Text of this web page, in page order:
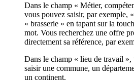
Dans le champ « Métier,
vous pouvez saisir, par exemple,
« brasserie » en tapant sur la
mot. Vous recherchez une offre
directement sa référence, par
Dans le champ « lieu de travail
saisir une commune, un
un continent.